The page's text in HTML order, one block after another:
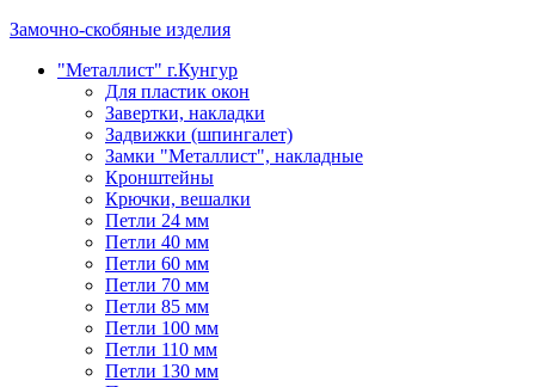
Замочно-скобяные изделия
"Металлист" г.Кунгур
Для пластик окон
Завертки, накладки
Задвижки (шпингалет)
Замки "Металлист", накладные
Кронштейны
Крючки, вешалки
Петли 24 мм
Петли 40 мм
Петли 60 мм
Петли 70 мм
Петли 85 мм
Петли 100 мм
Петли 110 мм
Петли 130 мм